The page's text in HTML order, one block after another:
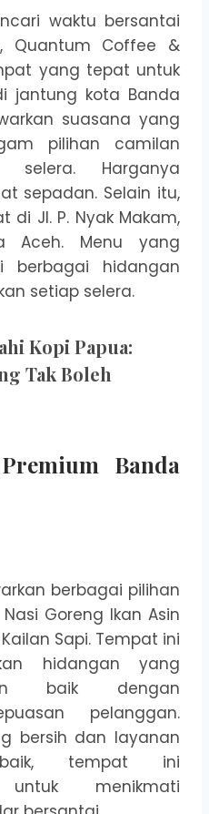
waktu bersantai
Quantum Coffee &
yang tepat untuk
jantung kota Banda
suasana yang
pilihan camilan
selera. Harganya
sepadan. Selain itu,
di Jl. P. Nyak Makam,
Aceh. Menu yang
berbagai hidangan
setiap selera.
Kopi Papua:
Tak Boleh
Banda
berbagai pilihan
Goreng Ikan Asin
Sapi. Tempat ini
hidangan yang
baik dengan
pelanggan.
bersih dan layanan
tempat ini
untuk menikmati